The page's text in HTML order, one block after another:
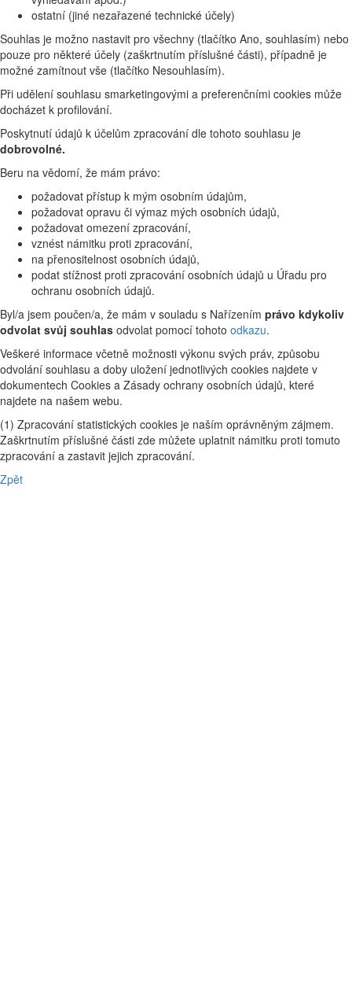
ostatní (jiné nezařazené technické účely)
Souhlas je možno nastavit pro všechny (tlačítko Ano, souhlasím) nebo
pouze pro některé účely (zaškrtnutím příslušné části), případně je
možné zamítnout vše (tlačítko Nesouhlasím).
Při udělení souhlasu smarketingovými a preferenčními cookies může
docházet k profilování.
Poskytnutí údajů k účelům zpracování dle tohoto souhlasu je
dobrovolné.
Beru na vědomí, že mám právo:
požadovat přístup k mým osobním údajům,
požadovat opravu či výmaz mých osobních údajů,
požadovat omezení zpracování,
vznést námitku proti zpracování,
na přenositelnost osobních údajů,
podat stížnost proti zpracování osobních údajů u Úřadu pro
ochranu osobních údajů.
Byl/a jsem poučen/a, že mám v souladu s Nařízením právo kdykoliv
odvolat svůj souhlas odvolat pomocí tohoto odkazu.
Veškeré informace včetně možnosti výkonu svých práv, způsobu
odvolání souhlasu a doby uložení jednotlivých cookies najdete v
dokumentech Cookies a Zásady ochrany osobních údajů, které
najdete na našem webu.
(1) Zpracování statistických cookies je naším oprávněným zájmem.
Zaškrtnutím příslušné části zde můžete uplatnit námitku proti tomuto
zpracování a zastavit jejich zpracování.
Zpět